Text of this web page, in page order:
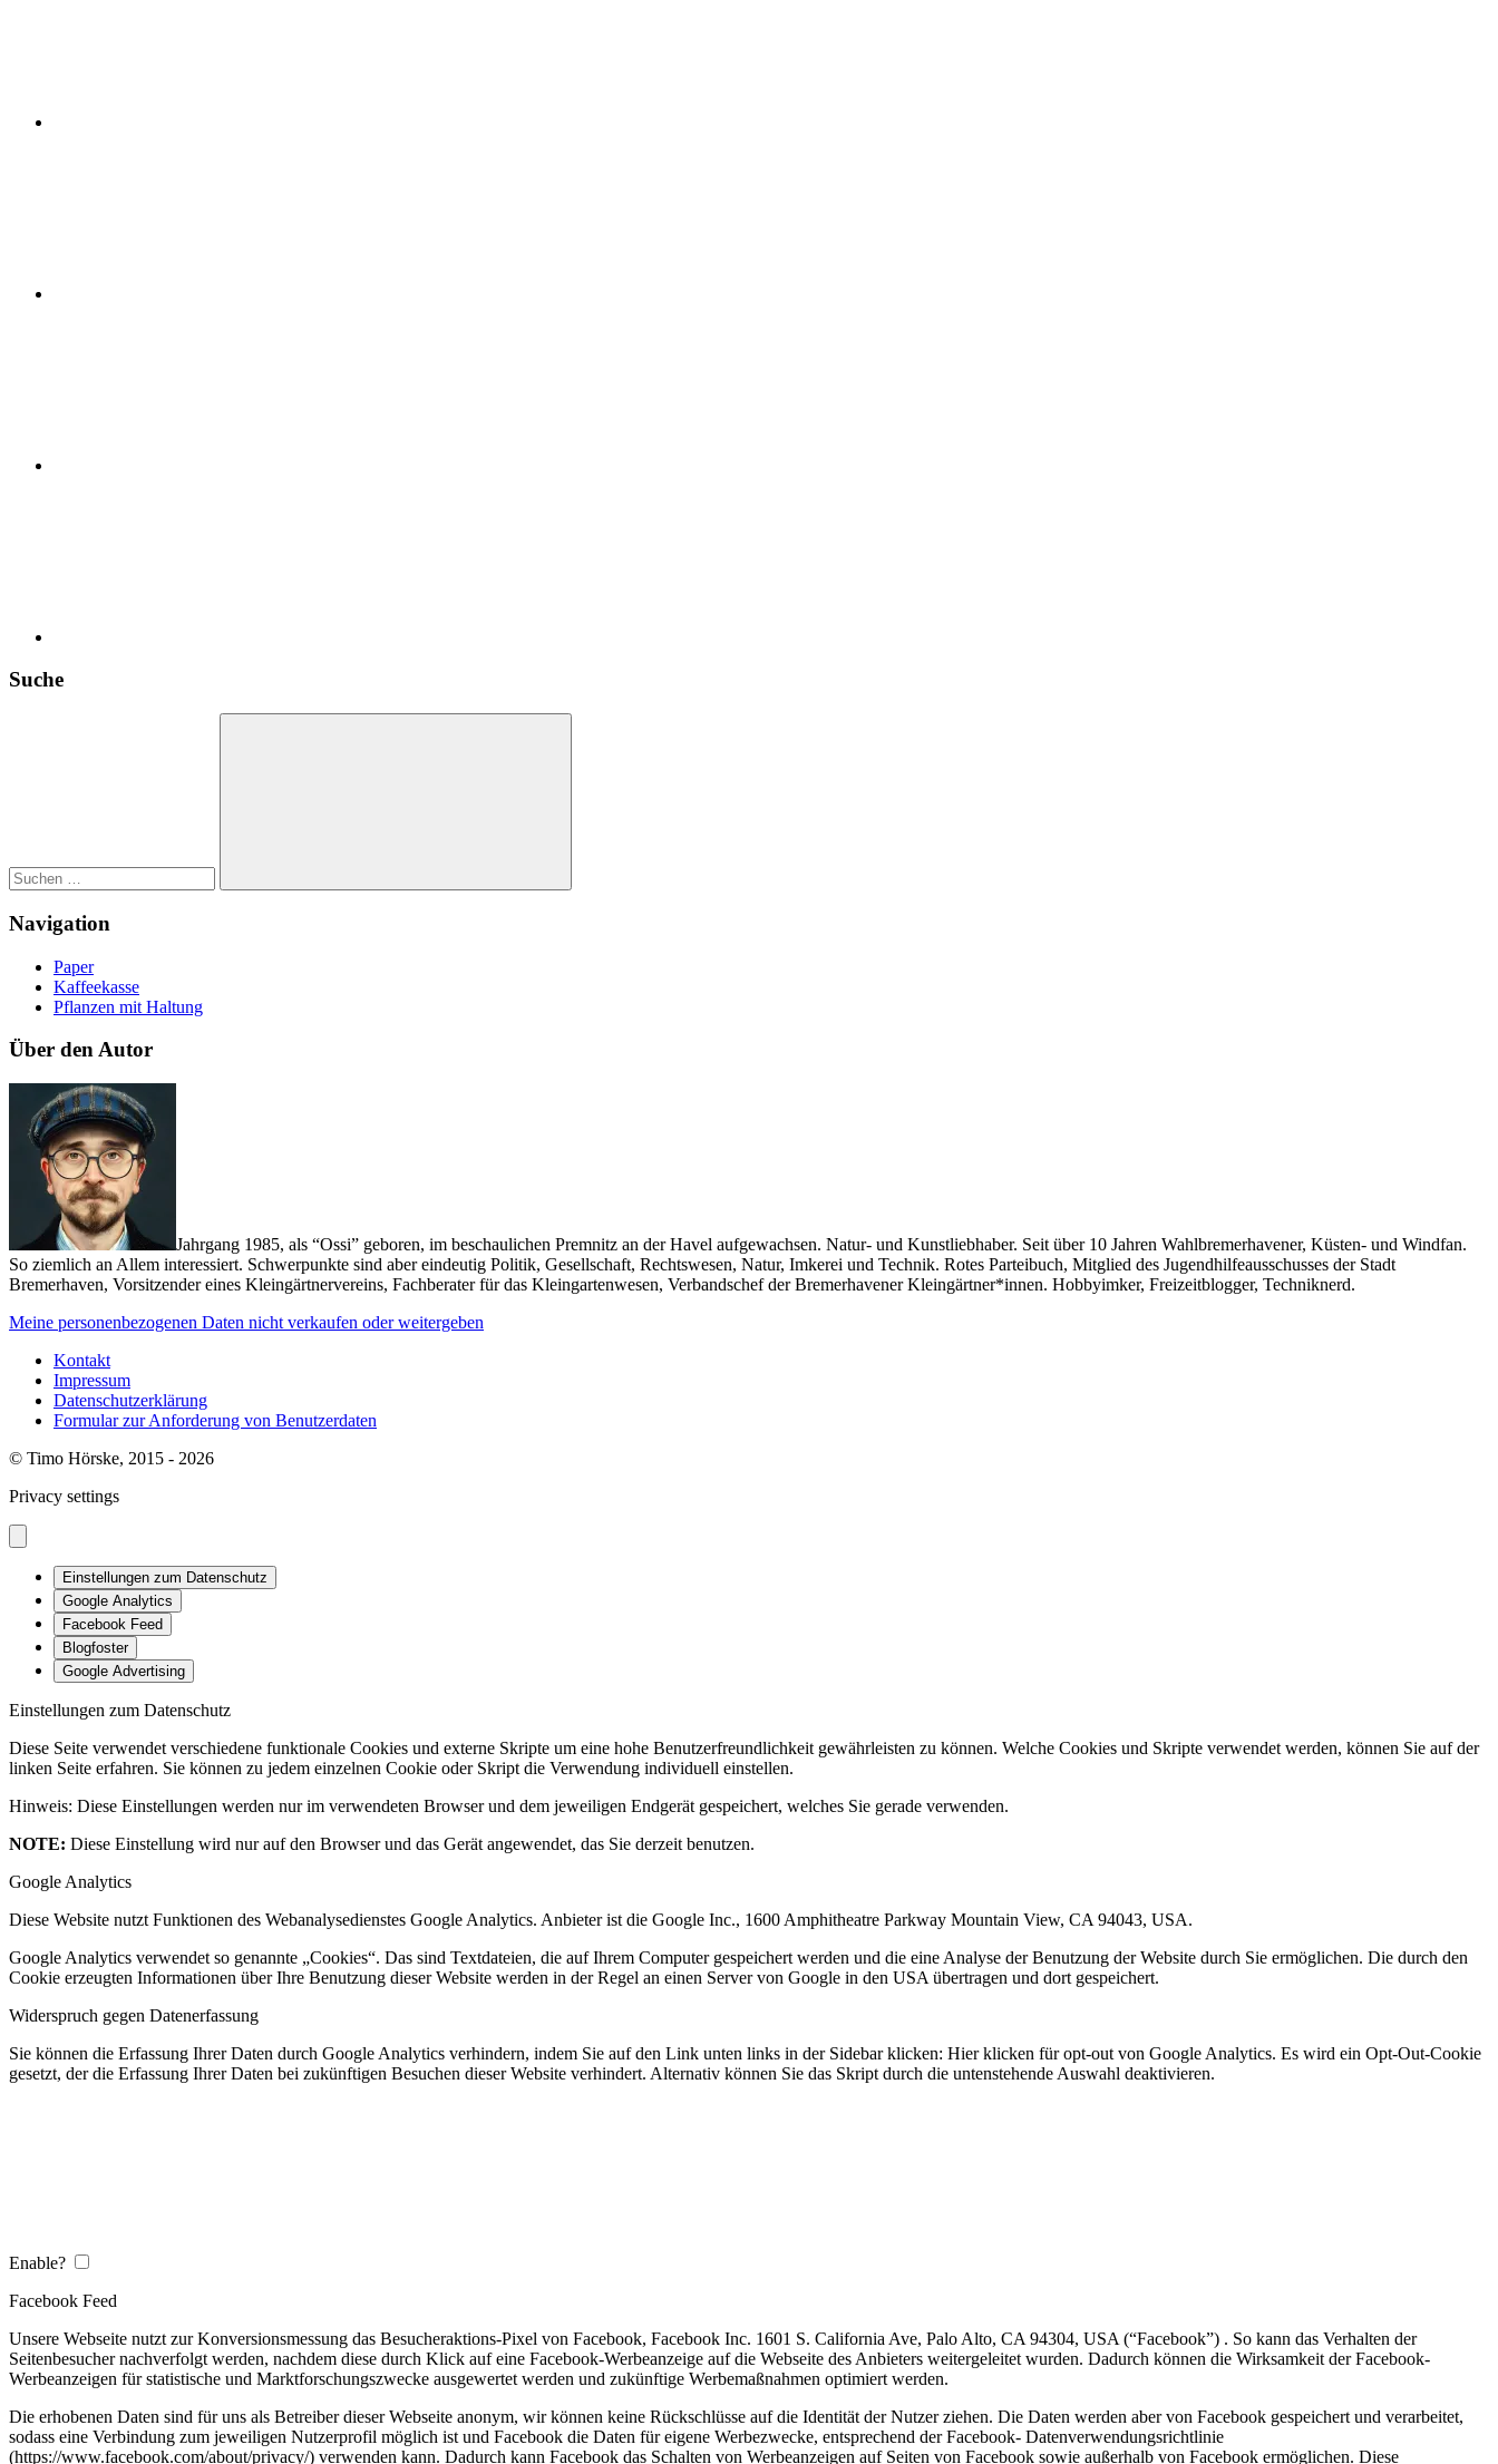
Suche
Suchen
Navigation
Paper
Kaffeekasse
Pflanzen mit Haltung
Über den Autor
Jahrgang 1985, als “Ossi” geboren, im beschaulichen Premnitz an der Havel aufgewachsen. Natur- und Kunstliebhaber. Seit über 10 Jahren Wahlbremerhavener, Küsten- und Windfan.
So ziemlich an Allem interessiert. Schwerpunkte sind aber eindeutig Politik, Gesellschaft, Rechtswesen, Natur, Imkerei und Technik. Rotes Parteibuch, Mitglied des Jugendhilfeausschusses der Stadt
Bremerhaven, Vorsitzender eines Kleingärtnervereins, Fachberater für das Kleingartenwesen, Verbandschef der Bremerhavener Kleingärtner*innen. Hobbyimker, Freizeitblogger, Techniknerd.
Meine personenbezogenen Daten nicht verkaufen oder weitergeben
Kontakt
Impressum
Datenschutzerklärung
Formular zur Anforderung von Benutzerdaten
© Timo Hörske, 2015 - 2026
Privacy settings
Einstellungen zum Datenschutz
Google Analytics
Facebook Feed
Blogfoster
Google Advertising
Einstellungen zum Datenschutz
Diese Seite verwendet verschiedene funktionale Cookies und externe Skripte um eine hohe Benutzerfreundlichkeit gewährleisten zu können. Welche Cookies und Skripte verwendet werden, können Sie auf der
linken Seite erfahren. Sie können zu jedem einzelnen Cookie oder Skript die Verwendung individuell einstellen.
Hinweis: Diese Einstellungen werden nur im verwendeten Browser und dem jeweiligen Endgerät gespeichert, welches Sie gerade verwenden.
NOTE: Diese Einstellung wird nur auf den Browser und das Gerät angewendet, das Sie derzeit benutzen.
Google Analytics
Diese Website nutzt Funktionen des Webanalysedienstes Google Analytics. Anbieter ist die Google Inc., 1600 Amphitheatre Parkway Mountain View, CA 94043, USA.
Google Analytics verwendet so genannte „Cookies“. Das sind Textdateien, die auf Ihrem Computer gespeichert werden und die eine Analyse der Benutzung der Website durch Sie ermöglichen. Die durch den
Cookie erzeugten Informationen über Ihre Benutzung dieser Website werden in der Regel an einen Server von Google in den USA übertragen und dort gespeichert.
Widerspruch gegen Datenerfassung
Sie können die Erfassung Ihrer Daten durch Google Analytics verhindern, indem Sie auf den Link unten links in der Sidebar klicken: Hier klicken für opt-out von Google Analytics. Es wird ein Opt-Out-Cookie
gesetzt, der die Erfassung Ihrer Daten bei zukünftigen Besuchen dieser Website verhindert. Alternativ können Sie das Skript durch die untenstehende Auswahl deaktivieren.
Enable?
Facebook Feed
Unsere Webseite nutzt zur Konversionsmessung das Besucheraktions-Pixel von Facebook, Facebook Inc. 1601 S. California Ave, Palo Alto, CA 94304, USA (“Facebook”) . So kann das Verhalten der
Seitenbesucher nachverfolgt werden, nachdem diese durch Klick auf eine Facebook-Werbeanzeige auf die Webseite des Anbieters weitergeleitet wurden. Dadurch können die Wirksamkeit der Facebook-
Werbeanzeigen für statistische und Marktforschungszwecke ausgewertet werden und zukünftige Werbemaßnahmen optimiert werden.
Die erhobenen Daten sind für uns als Betreiber dieser Webseite anonym, wir können keine Rückschlüsse auf die Identität der Nutzer ziehen. Die Daten werden aber von Facebook gespeichert und verarbeitet,
sodass eine Verbindung zum jeweiligen Nutzerprofil möglich ist und Facebook die Daten für eigene Werbezwecke, entsprechend der Facebook- Datenverwendungsrichtlinie
(https://www.facebook.com/about/privacy/) verwenden kann. Dadurch kann Facebook das Schalten von Werbeanzeigen auf Seiten von Facebook sowie außerhalb von Facebook ermöglichen. Diese